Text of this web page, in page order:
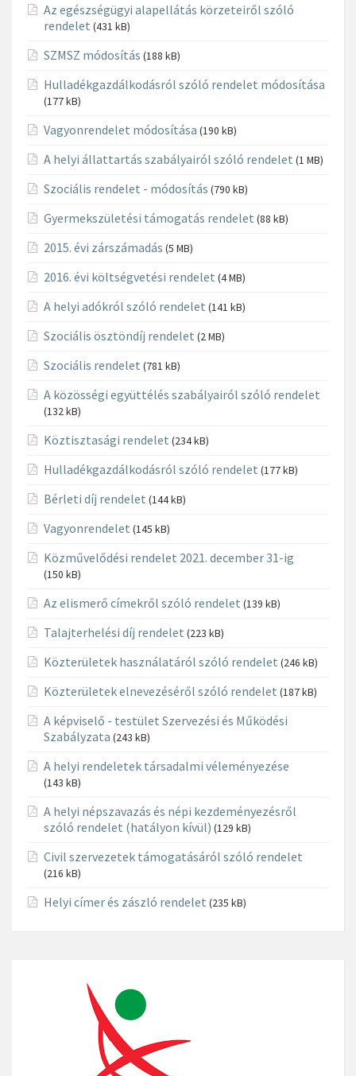
Az egészségügyi alapellátás körzeteiről szóló
rendelet (431 kB)
SZMSZ módosítás (188 kB)
Hulladékgazdálkodásról szóló rendelet módosítása
(177 kB)
Vagyonrendelet módosítása (190 kB)
A helyi állattartás szabályairól szóló rendelet (1 MB)
Szociális rendelet - módosítás (790 kB)
Gyermekszületési támogatás rendelet (88 kB)
2015. évi zárszámadás (5 MB)
2016. évi költségvetési rendelet (4 MB)
A helyi adókról szóló rendelet (141 kB)
Szociális ösztöndíj rendelet (2 MB)
Szociális rendelet (781 kB)
A közösségi együttélés szabályairól szóló rendelet
(132 kB)
Köztisztasági rendelet (234 kB)
Hulladékgazdálkodásról szóló rendelet (177 kB)
Bérleti díj rendelet (144 kB)
Vagyonrendelet (145 kB)
Közművelődési rendelet 2021. december 31-ig
(150 kB)
Az elismerő címekről szóló rendelet (139 kB)
Talajterhelési díj rendelet (223 kB)
Közterületek használatáról szóló rendelet (246 kB)
Közterületek elnevezéséről szóló rendelet (187 kB)
A képviselő - testület Szervezési és Működési
Szabályzata (243 kB)
A helyi rendeletek társadalmi véleményezése
(143 kB)
A helyi népszavazás és népi kezdeményezésről
szóló rendelet (hatályon kívül) (129 kB)
Civil szervezetek támogatásáról szóló rendelet
(216 kB)
Helyi címer és zászló rendelet (235 kB)